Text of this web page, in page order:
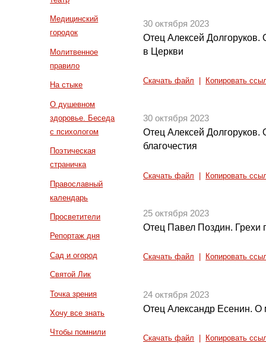
Медицинский
городок
Молитвенное
правило
На стыке
О душевном
здоровье. Беседа
с психологом
Поэтическая
страничка
Православный
календарь
Просветители
Репортаж дня
Сад и огород
Святой Лик
Точка зрения
Хочу все знать
Чтобы помнили
30 октября 2023
Отец Алексей
в Церкви
Скачать файл Копировать
30 октября 2023
Отец Алексей Долгоруков.
благочестия
Скачать файл Копировать
25 октября 2023
Отец Павел Поздин. Грехи
Скачать файл Копировать
24 октября 2023
Отец Александр Есенин. О
Скачать файл Копировать